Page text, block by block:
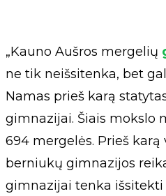
„Kauno Aušros mergelių
ne tik neišsitenka, bet
Namas prieš karą
gimnazijai. Šiais mokslo
694 mergelės. Prieš karą
berniukų gimnazijos
gimnazijai tenka išsitekti